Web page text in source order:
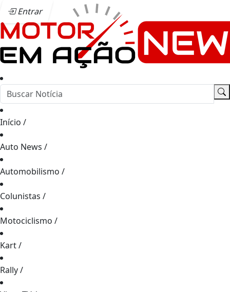
Entrar
Início /
Auto News /
Automobilismo /
Colunistas /
Motociclismo /
Kart/
Rally/